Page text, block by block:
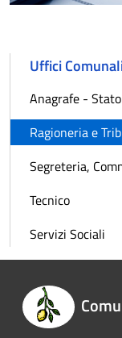
Uffici
Anagrafe -
Ragioneria e
Segreteria,
Tecnico
Servizi Sociali